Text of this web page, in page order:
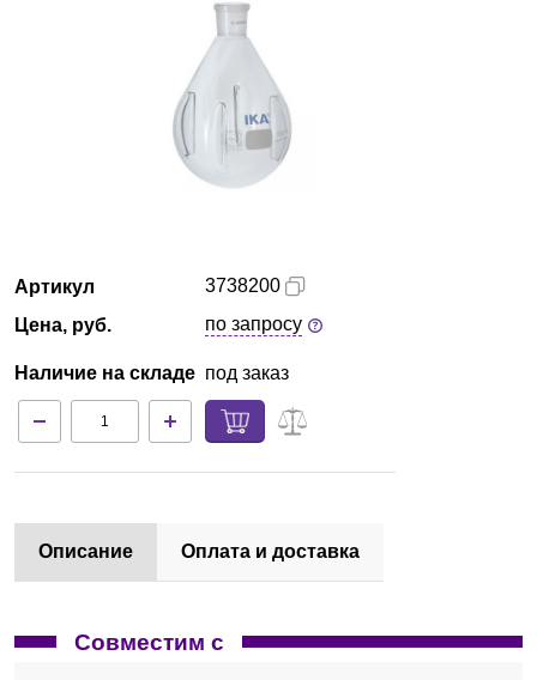
Партнеры
Артикул
Цена, руб.
Наличие на складе
3738200
по запросу
под заказ
Описание Оплата и доставка
Совместим с